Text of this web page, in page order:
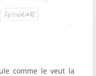
comme le veut la